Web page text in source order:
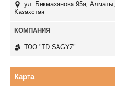
ул. Бекмаханова 95а, Алматы,
Казахстан
ТОО "TD SAGYZ"
Карта